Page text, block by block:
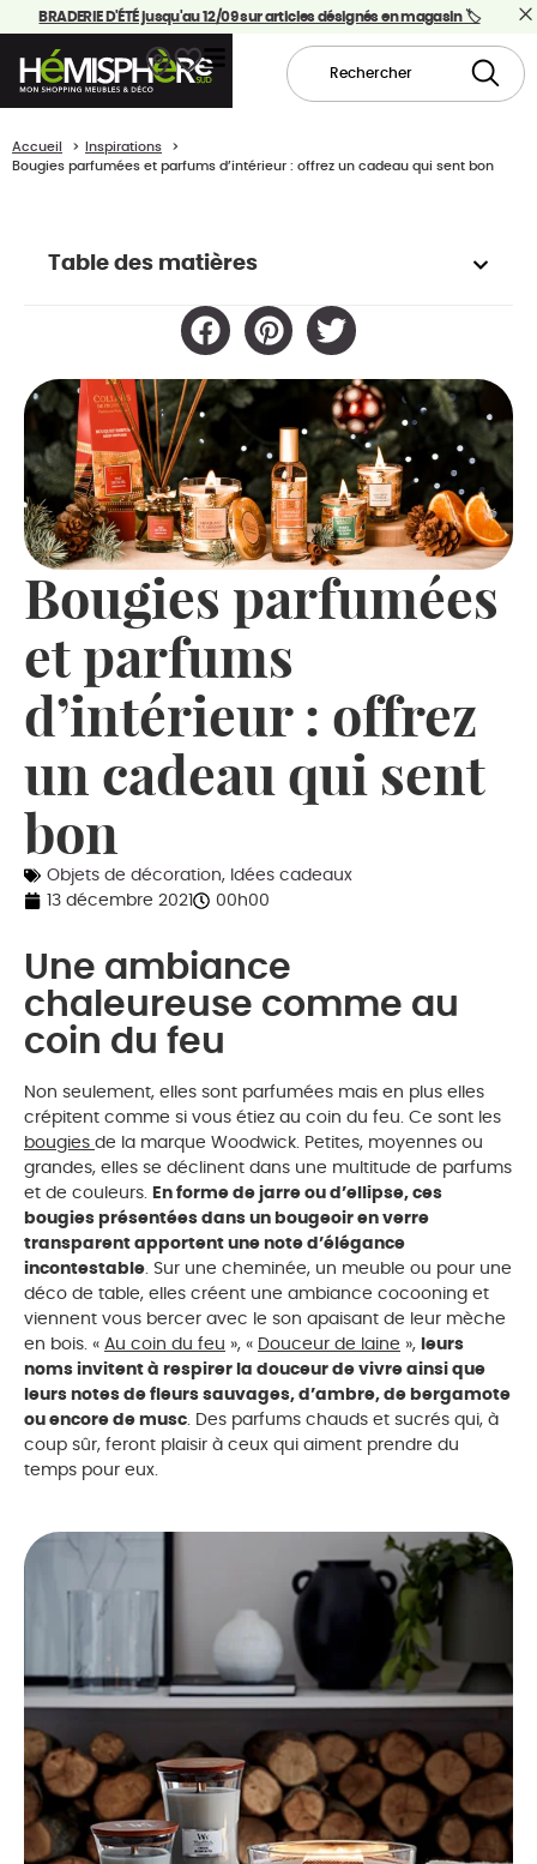
BRADERIE D'ÉTÉ jusqu'au 12/09 sur articles désignés en magasin 🏷️
Accueil
Inspirations
Bougies parfumées et parfums d’intérieur : offrez un cadeau qui sent bon
Table des matières
Bougies parfumées
et parfums
d’intérieur : offrez
un cadeau qui sent
bon
Objets de décoration, Idées cadeaux
13 décembre 2021
00h00
Une ambiance
chaleureuse comme au
coin du feu
Non seulement, elles sont parfumées mais en plus elles
crépitent comme si vous étiez au coin du feu. Ce sont les
bougies de la marque Woodwick. Petites, moyennes ou
grandes, elles se déclinent dans une multitude de parfums
et de couleurs. En forme de jarre ou d’ellipse, ces
bougies présentées dans un bougeoir en verre
transparent apportent une note d’élégance
incontestable. Sur une cheminée, un meuble ou pour une
déco de table, elles créent une ambiance cocooning et
viennent vous bercer avec le son apaisant de leur mèche
en bois. « Au coin du feu », « Douceur de laine », leurs
noms invitent à respirer la douceur de vivre ainsi que
leurs notes de fleurs sauvages, d’ambre, de bergamote
ou encore de musc. Des parfums chauds et sucrés qui, à
coup sûr, feront plaisir à ceux qui aiment prendre du
temps pour eux.